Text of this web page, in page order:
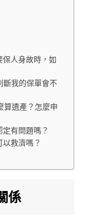
人身故時，如
斷我的保單會不
算遺產？怎麼申
有問題嗎？
救濟嗎？
係